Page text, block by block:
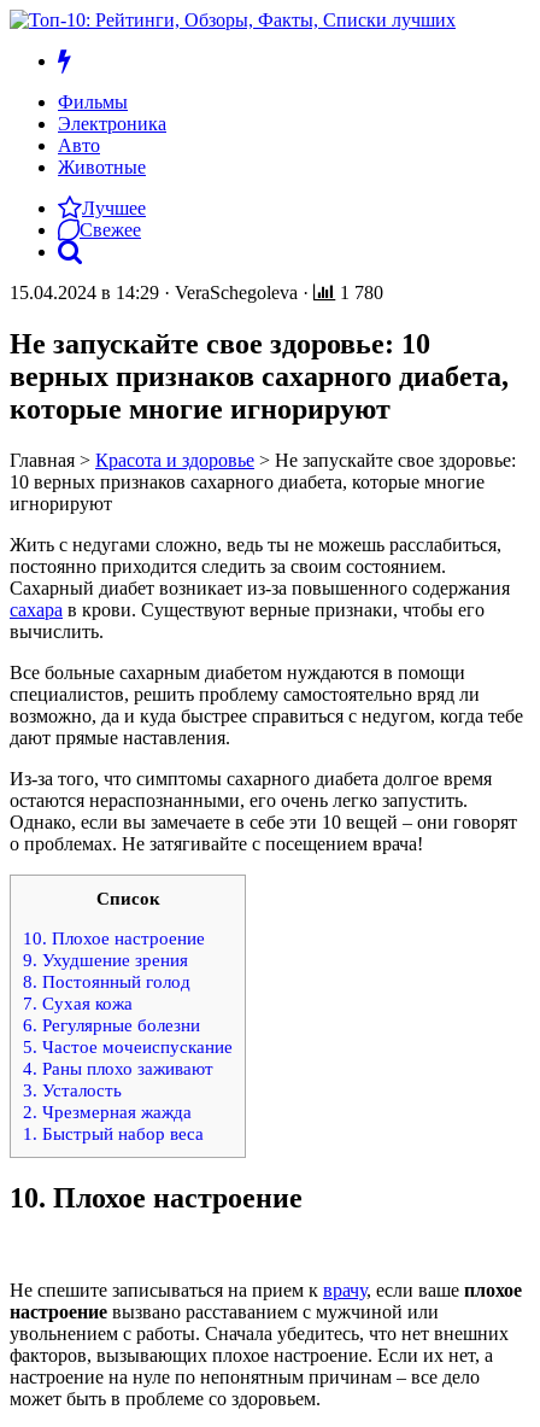
Фильмы
Электроника
Авто
Животные
Лучшее
Свежее
15.04.2024 в 14:29 · VeraSchegoleva · 1 780
Не запускайте свое здоровье: 10
верных признаков сахарного диабета,
которые многие игнорируют
Главная > Красота и здоровье > Не запускайте свое здоровье:
10 верных признаков сахарного диабета, которые многие
игнорируют
Жить с недугами сложно, ведь ты не можешь расслабиться,
постоянно приходится следить за своим состоянием.
Сахарный диабет возникает из-за повышенного содержания
сахара в крови. Существуют верные признаки, чтобы его
вычислить.
Все больные сахарным диабетом нуждаются в помощи
специалистов, решить проблему самостоятельно вряд ли
возможно, да и куда быстрее справиться с недугом, когда тебе
дают прямые наставления.
Из-за того, что симптомы сахарного диабета долгое время
остаются нераспознанными, его очень легко запустить.
Однако, если вы замечаете в себе эти 10 вещей – они говорят
о проблемах. Не затягивайте с посещением врача!
Список
10. Плохое настроение
9. Ухудшение зрения
8. Постоянный голод
7. Сухая кожа
6. Регулярные болезни
5. Частое мочеиспускание
4. Раны плохо заживают
3. Усталость
2. Чрезмерная жажда
1. Быстрый набор веса
10. Плохое настроение
Не спешите записываться на прием к врачу, если ваше плохое
настроение вызвано расставанием с мужчиной или
увольнением с работы. Сначала убедитесь, что нет внешних
факторов, вызывающих плохое настроение. Если их нет, а
настроение на нуле по непонятным причинам – все дело
может быть в проблеме со здоровьем.